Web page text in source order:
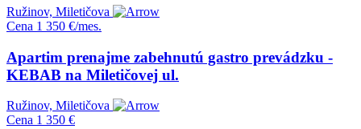
Ružinov, Miletičova
Cena 1 350 €/mes.
Apartim prenajme zabehnutú gastro prevádzku -
KEBAB na Miletičovej ul.
Ružinov, Miletičova
Cena 1 350 €